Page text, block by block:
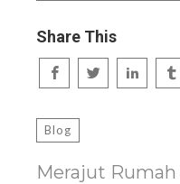
Share This
Blog
Merajut Rumah